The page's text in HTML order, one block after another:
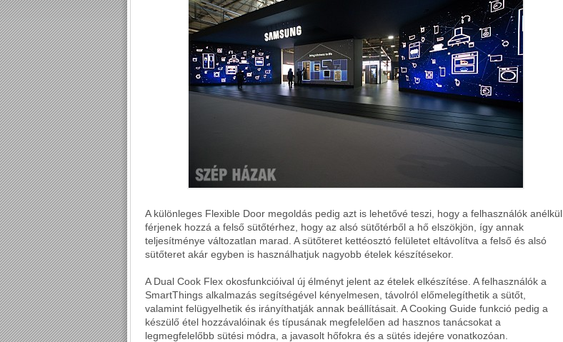
A különleges Flexible Door megoldás pedig azt is lehetővé teszi, hogy a felhasználók anélkül
férjenek hozzá a felső sütőtérhez, hogy az alsó sütőtérből a hő elszökjön, így annak
teljesítménye változatlan marad. A sütőteret kettéosztó felületet eltávolítva a felső és alsó
sütőteret akár egyben is használhatjuk nagyobb ételek készítésekor.
A Dual Cook Flex okosfunkcióival új élményt jelent az ételek elkészítése. A felhasználók a
SmartThings alkalmazás segítségével kényelmesen, távolról előmelegíthetik a sütőt,
valamint felügyelhetik és irányíthatják annak beállításait. A Cooking Guide funkció pedig a
készülő étel hozzávalóinak és típusának megfelelően ad hasznos tanácsokat a
legmegfelelőbb sütési módra, a javasolt hőfokra és a sütés idejére vonatkozóan.